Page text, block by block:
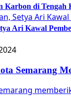
di Tengah
Ari Kawal
Semarang